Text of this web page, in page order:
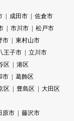
成田市
佐倉市
市川市
松戸市
市
東村山市
王子市
立川市
区
港区
市
葛飾区
区 豊島区
大田区
原市
藤沢市